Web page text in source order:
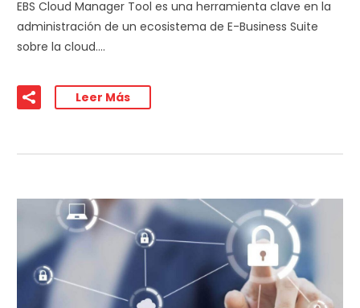
EBS Cloud Manager Tool es una herramienta clave en la
administración de un ecosistema de E-Business Suite
sobre la cloud….
Leer Más